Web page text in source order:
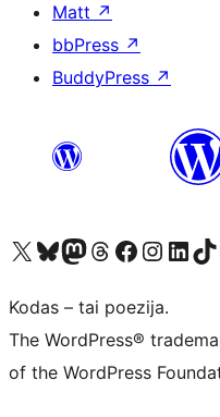
Matt ↗
bbPress ↗
BuddyPress ↗
Visit our X (formerly Twitter) account
Apsilankykite mūsų Bluesky paskyroje
Visit our Mastodon account
Apsilankykite mūsų Threads paskyroje
Visit our Facebook page
Visit our Instagram
Visit our
Kodas – tai poezija.
The WordPress®
of the WordPress